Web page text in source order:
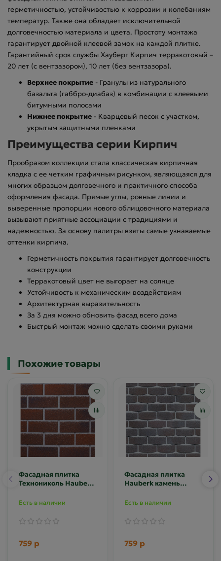
герметичностью, устойчивостью к коррозии и колебаниям
температур. Также она обладает исключительной
долговечностью материала и цвета. Простоту монтажа
гарантирует двойной клеевой замок на каждой плитке.
Гарантийный срок службы Хауберг Кирпич терракотовый –
20 лет (с вентзазором), 10 лет (без вентзазора).
Верхнее покрытие - Гранулы из натурального
базальта (габбро-диабаз) в комбинации с клеевыми
битумными полосами
Нижнее покрытие - Кварцевый песок с участком,
укрытым защитными пленками
Преимущества серии Кирпич
Прообразом коллекции стала классическая кирпичная
кладка с ее четким графичным рисунком, являющаяся для
многих образцом долговечного и практичного способа
оформления фасада. Прямые углы, ровные линии и
выверенные пропорции нового облицовочного материала
вызывают приятные ассоциации с традициями и
надежностью. За основу палитры взяты самые узнаваемые
оттенки кирпича.
Герметичность покрытия гарантирует долговечность
конструкции
Терракотовый цвет не выгорает на солнце
Устойчивость к механическим воздействиям
Архитектурная выразительность
За 3 дня можно обновить фасад всего дома
Быстрый монтаж можно сделать своими руками
Похожие товары
Фасадная плитка
Технониколь Hauberk
Есть в наличии
759 р
Фасадная плитка
Hauberk камень
Есть в наличии
759 р